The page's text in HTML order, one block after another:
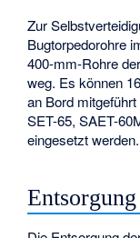
Zur
Bugtorpedorohre
400-mm-Rohre
weg. Es können
an Bord
SET-65, SAET-
eingesetzt werden.
Entsorgung